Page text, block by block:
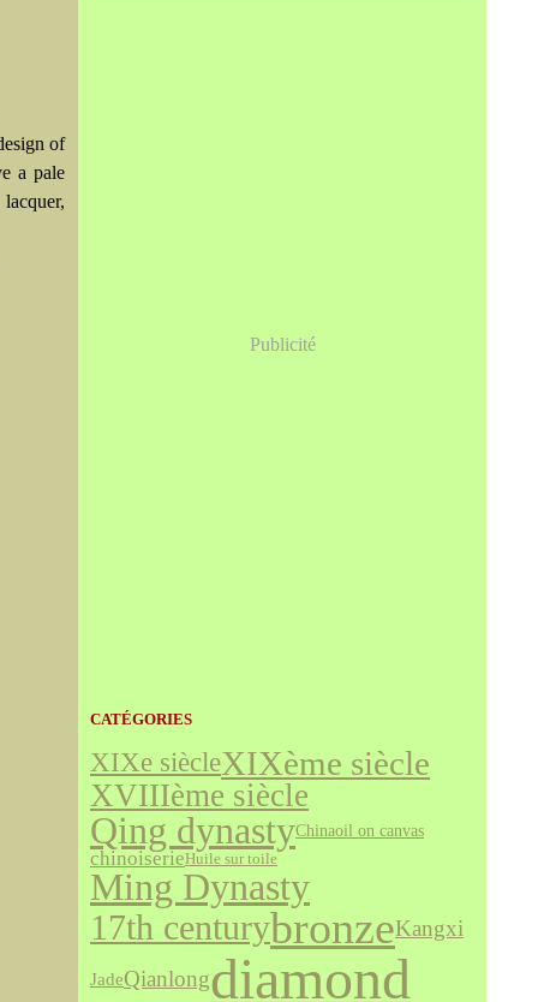
of
a pale
Publicité
CATÉGORIES
XIXe siècleXIXème siècle
XVIIIème siècle
Qing dynastyChinaoil on canvas
chinoiserieHuile sur toile
Ming Dynasty
17th centurybronzeKangxi
JadeQianlongdiamond